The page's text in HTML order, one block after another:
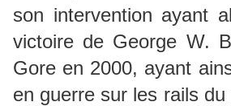
son intervention ayant
victoire de George W.
Gore en 2000, ayant
en guerre sur les rails